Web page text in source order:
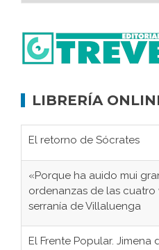
LIBRERÍA
El retorno de Sócrates
«Porque ha auido mui
ordenanzas de las cuatro
serranía de Villaluenga
El Frente Popular.